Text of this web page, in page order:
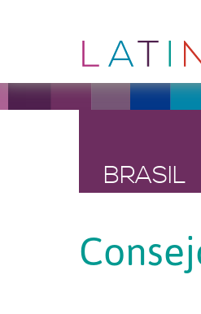
BRASIL